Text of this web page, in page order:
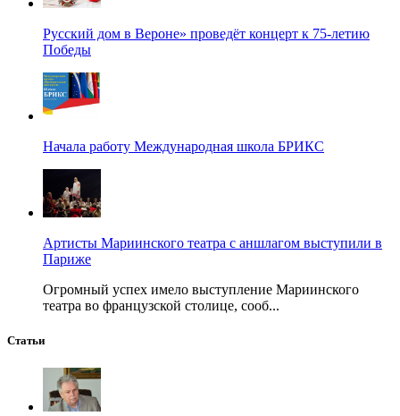
Русский дом в Вероне» проведёт концерт к 75-летию
Победы
Начала работу Международная школа БРИКС
Артисты Мариинского театра с аншлагом выступили в
Париже
Огромный успех имело выступление Мариинского
театра во французской столице, сооб...
Статьи